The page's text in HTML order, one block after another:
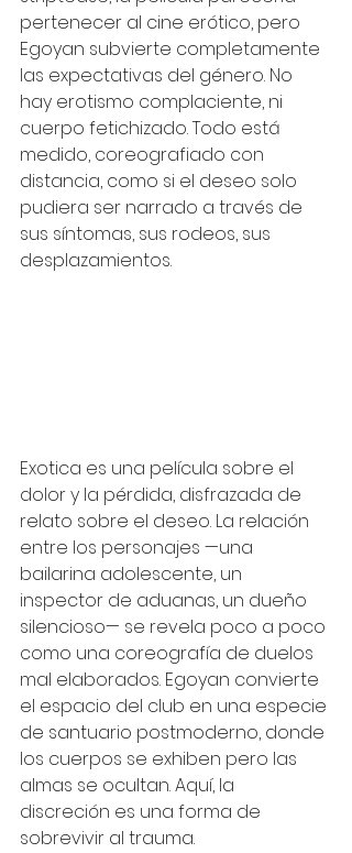
pertenecer al cine erótico, pero
Egoyan subvierte completamente
las expectativas del género. No
hay erotismo complaciente, ni
cuerpo fetichizado. Todo está
medido, coreografiado con
distancia, como si el deseo solo
pudiera ser narrado a través de
sus síntomas, sus rodeos, sus
desplazamientos.
Exotica es una película sobre el
dolor y la pérdida, disfrazada de
relato sobre el deseo. La relación
entre los personajes —una
bailarina adolescente, un
inspector de aduanas, un dueño
silencioso— se revela poco a poco
como una coreografía de duelos
mal elaborados. Egoyan convierte
el espacio del club en una especie
de santuario postmoderno, donde
los cuerpos se exhiben pero las
almas se ocultan. Aquí, la
discreción es una forma de
sobrevivir al trauma.